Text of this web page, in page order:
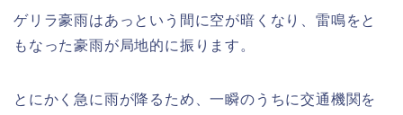
ゲリラ豪雨はあっという間に空が暗くなり、雷鳴をと
もなった豪雨が局地的に振ります。
とにかく急に雨が降るため、一瞬のうちに交通機関を